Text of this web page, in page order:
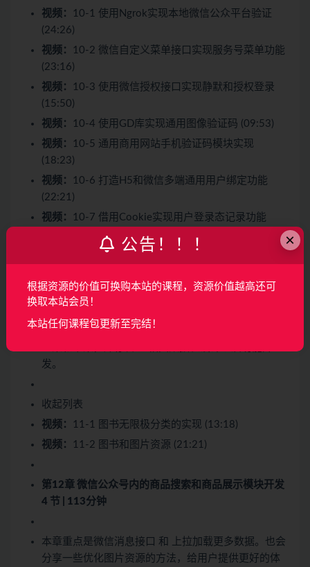
视频：
10-1 使用Ngrok实现本地微信公众平台验证
(24:26)
视频：
10-2 微信自定义菜单接口实现服务号菜单功能
(23:16)
视频：
10-3 使用微信授权接口实现静默和授权登录
(15:50)
视频：
10-4 使用GD库实现通用图像验证码 (09:53)
视频：
10-5 通用商用网站手机验证码模块实现
(18:23)
视频：
10-6 打造H5和微信多端通用用户绑定功能
(22:21)
视频：
10-7 借用Cookie实现用户登录态记录功能
，图书列表，添加图书，编辑图书，删除图书，图书
发。
收起列表
视频：
11-1 图书无限极分类的实现 (13:18)
视频：
11-2 图书和图片资源 (21:21)
第12章 微信公众号内的商品搜索和商品展示模块开发
4 节 | 113分钟
本章重点是微信消息接口 和 上拉加载更多数据。也会
分享一些优化图片资源的方法，给用户提供更好的体
×
公告！！！
根据资源的价值可换购本站的课程，资源价值越高还可
换取本站会员！
本站任何课程包更新至完结！